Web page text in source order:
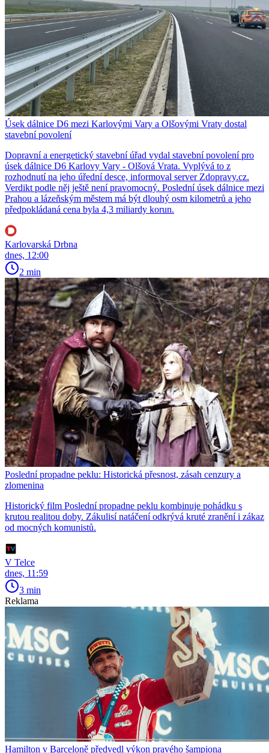
Úsek dálnice D6 mezi Karlovými Vary a Olšovými Vraty dostal
stavební povolení
Dopravní a energetický stavební úřad vydal stavební povolení pro
úsek dálnice D6 Karlovy Vary - Olšová Vrata. Vyplývá to z
rozhodnutí na jeho úřední desce, informoval server Zdopravy.cz.
Verdikt podle něj ještě není pravomocný. Poslední úsek dálnice mezi
Prahou a lázeňským městem má být dlouhý osm kilometrů a jeho
předpokládaná cena byla 4,3 miliardy korun.
Karlovarská Drbna
dnes, 12:00
2 min
Poslední propadne peklu: Historická přesnost, zásah cenzury a
zlomenina
Historický film Poslední propadne peklu kombinuje pohádku s
krutou realitou doby. Zákulisí natáčení odkrývá kruté zranění i zákaz
od mocných komunistů.
V Telce
dnes, 11:59
3 min
Reklama
Hamilton v Barceloně předvedl výkon pravého šampiona